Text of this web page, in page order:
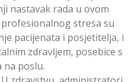
nastavak rada u ovom
stresa su
pacijenata i posjetitelja, i
zdravljem, posebice s
na poslu.